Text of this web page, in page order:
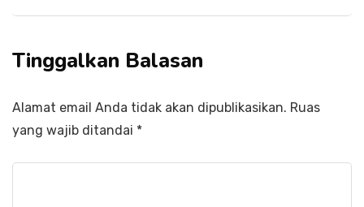
Tinggalkan Balasan
Alamat email Anda tidak akan dipublikasikan. Ruas
yang wajib ditandai *